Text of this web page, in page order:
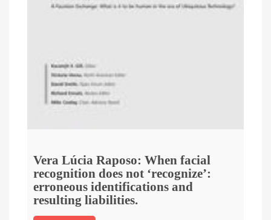
Vera Lúcia Raposo: When facial
recognition does not ‘recognize’:
erroneous identifications and
resulting liabilities.